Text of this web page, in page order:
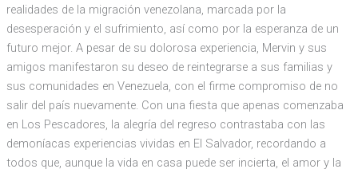
realidades de la migración venezolana, marcada por la
desesperación y el sufrimiento, así como por la esperanza de un
futuro mejor. A pesar de su dolorosa experiencia, Mervin y sus
amigos manifestaron su deseo de reintegrarse a sus familias y
sus comunidades en Venezuela, con el firme compromiso de no
salir del país nuevamente. Con una fiesta que apenas comenzaba
en Los Pescadores, la alegría del regreso contrastaba con las
demoníacas experiencias vividas en El Salvador, recordando a
todos que, aunque la vida en casa puede ser incierta, el amor y la